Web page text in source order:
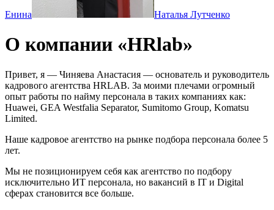
Енина Наталья Лутченко
О компании «HRlab»
Привет, я — Чиняева Анастасия — основатель и руководитель
кадрового агентства HRLAB. За моими плечами огромный
опыт работы по найму персонала в таких компаниях как:
Huawei, GEA Westfalia Separator, Sumitomo Group, Komatsu
Limited.
Наше кадровое агентство на рынке подбора персонала более 5
лет.
Мы не позиционируем себя как агентство по подбору
исключительно ИТ персонала, но вакансий в IT и Digital
сферах становится все больше.